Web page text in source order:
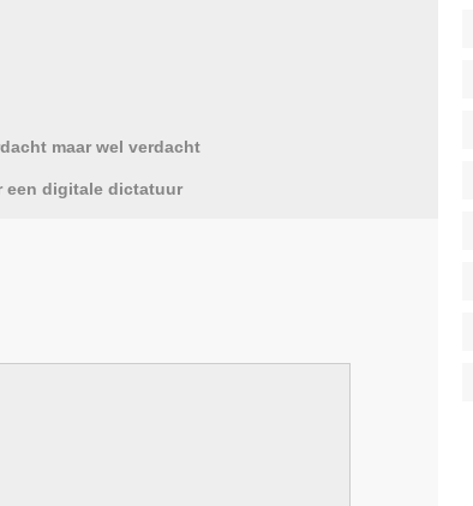
maar wel verdacht
een digitale dictatuur